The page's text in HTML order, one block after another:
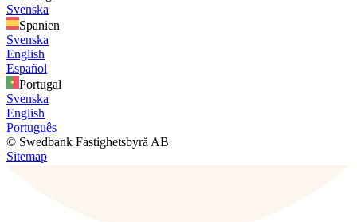
Svenska
Spanien
Svenska
English
Español
Portugal
Svenska
English
Português
© Swedbank Fastighetsbyrå AB
Sitemap